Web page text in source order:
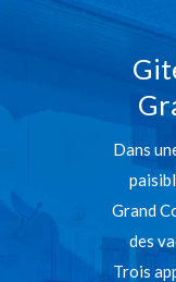
Dans
Grand
des
Trois